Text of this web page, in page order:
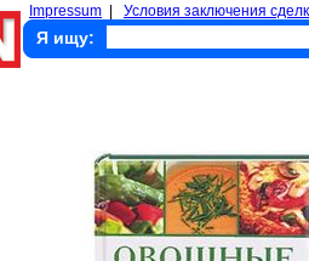
Impressum Условия заключения
Я ищу: